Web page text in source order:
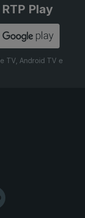
RTP Play
TV, Android TV e